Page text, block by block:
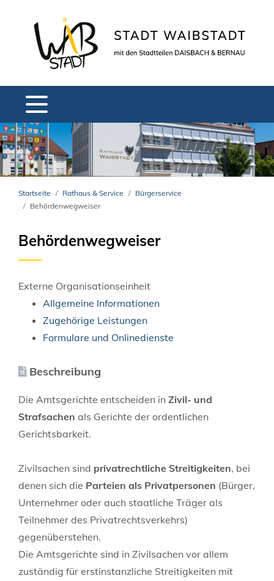
Startseite Rathaus & Service
Bürgerservice
Behördenwegweiser
Behördenwegweiser
Externe Organisationseinheit
Allgemeine Informationen
Zugehörige Leistungen
Formulare und Onlinedienste
Beschreibung
Die Amtsgerichte entscheiden in Zivil- und
Strafsachen als Gerichte der ordentlichen
Gerichtsbarkeit.
Zivilsachen sind privatrechtliche Streitigkeiten, bei
denen sich die Parteien als Privatpersonen (Bürger,
Unternehmer oder auch staatliche Träger als
Teilnehmer des Privatrechtsverkehrs)
gegenüberstehen.
Die Amtsgerichte sind in Zivilsachen vor allem
zuständig für erstinstanzliche Streitigkeiten mit